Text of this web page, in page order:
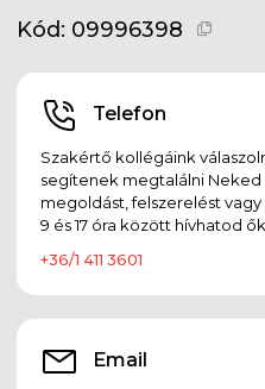
Kód: 09996398
Telefon
Szakértő kollégáink
segítenek megtalálni Neked
megoldást, felszerelést
9 és 17 óra között hívhatod
+36/1 411 3601
Email